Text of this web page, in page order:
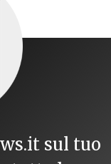
sul tuo